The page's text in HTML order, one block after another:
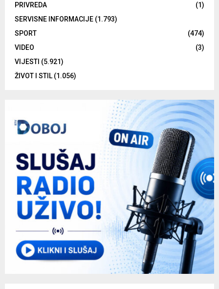
PRIVREDA
(1)
SERVISNE INFORMACIJE (1.793)
SPORT
(474)
VIDEO
(3)
VIJESTI (5.921)
ŽIVOT I STIL (1.056)